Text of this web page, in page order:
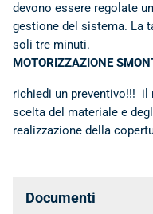
devono essere regolate
gestione del sistema. La
soli tre minuti.
MOTORIZZAZIONE
richiedi un preventivo!!!
scelta del materiale e
realizzazione della
Documenti